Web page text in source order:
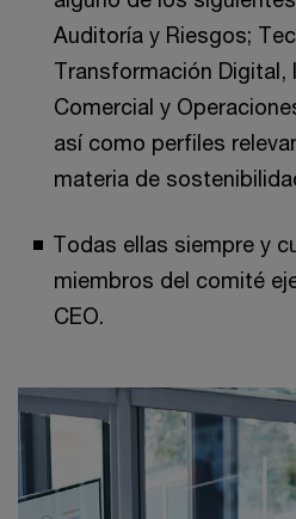
Auditoría y Riesgos;
Transformación Digital,
Comercial y
así como perfiles
materia de
Todas ellas siempre y
miembros del comité
CEO.